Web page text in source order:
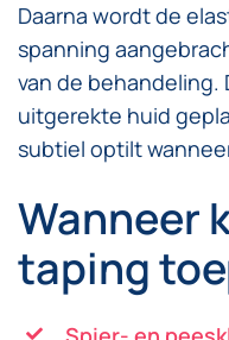
Daarna wordt de
spanning
van de
uitgerekte huid
subtiel optilt
Wanneer
taping